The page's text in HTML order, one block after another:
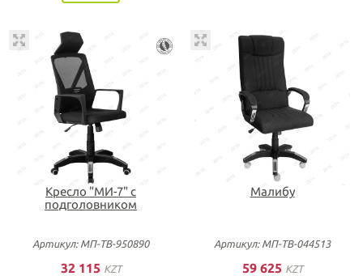
Кресло "МИ-7" с
подголовником
Артикул: МП-ТВ-950890
32 115 KZT
Малибу
Артикул: МП-ТВ-044513
59 625 KZT